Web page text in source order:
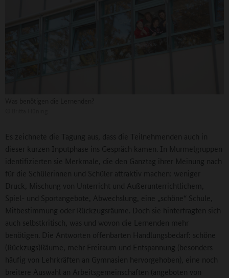
Es zeichnete die Tagung aus, dass die Teilnehmenden auch in
dieser kurzen Inputphase ins Gespräch kamen. In Murmelgruppen
identifizierten sie Merkmale, die den Ganztag ihrer Meinung nach
für die Schülerinnen und Schüler attraktiv machen: weniger
Druck, Mischung von Unterricht und Außerunterrichtlichem,
Spiel- und Sportangebote, Abwechslung, eine „schöne“ Schule,
Mitbestimmung oder Rückzugsräume. Doch sie hinterfragten sich
auch selbstkritisch, was und wovon die Lernenden mehr
benötigen. Die Antworten offenbarten Handlungsbedarf: schöne
(Rückzugs)Räume, mehr Freiraum und Entspannung (besonders
häufig von Lehrkräften an Gymnasien hervorgehoben), eine noch
breitere Auswahl an Arbeitsgemeinschaften (angeboten von